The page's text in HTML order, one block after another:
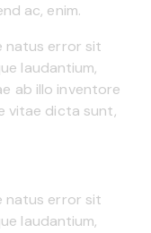
ac, enim.
natus error sit
laudantium,
ab illo inventore
vitae dicta sunt,
natus error sit
laudantium,